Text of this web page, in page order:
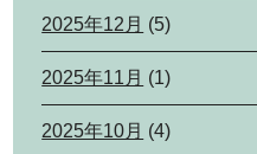
2025年12月 (5)
2025年11月 (1)
2025年10月 (4)